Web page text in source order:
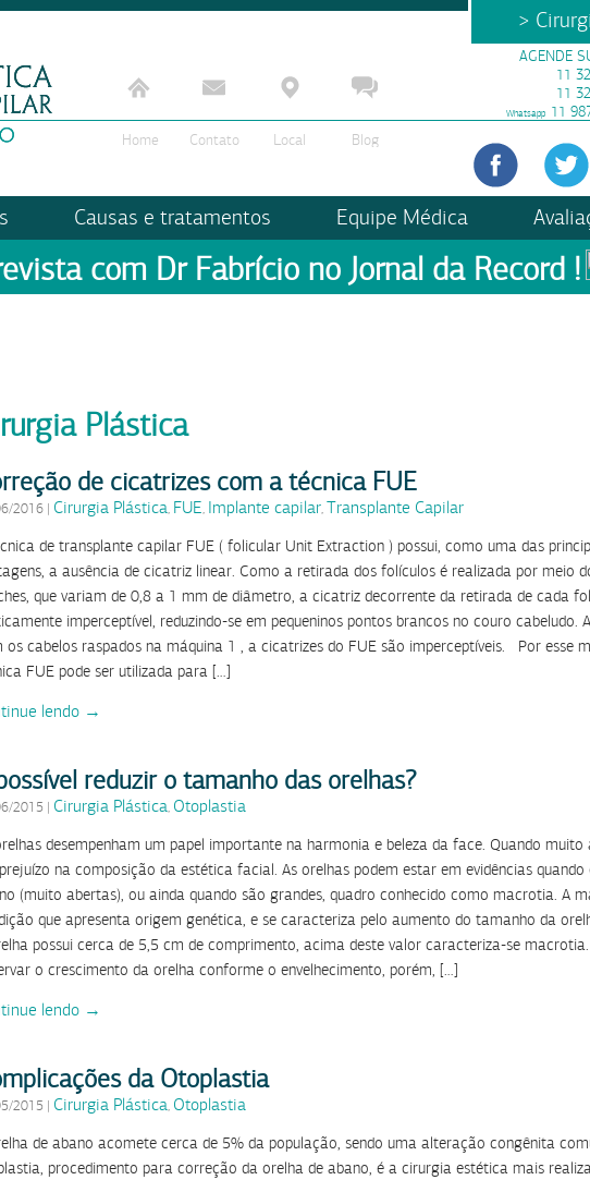
>
Home Contato Local Blog
AGENDE
11
11
Whatsapp 11
Causas e tratamentos Equipe Médica
com Dr Fabrício no Jornal da Record !
Plástica
de cicatrizes com a técnica FUE
2016 | Cirurgia Plástica, FUE, Implante capilar,Transplante Capilar
de transplante capilar FUE ( folicular Unit Extraction ) possui, como uma das
a ausência de cicatriz linear. Como a retirada dos folículos é realizada por meio
que variam de 0,8 a 1 mm de diâmetro, a cicatriz decorrente da retirada de cada
imperceptível, reduzindo-se em pequeninos pontos brancos no couro cabeludo.
os cabelos raspados na máquina 1 , a cicatrizes do FUE são imperceptíveis. Por esse
FUE pode ser utilizada para […]
lendo →
reduzir o tamanho das orelhas?
2015 | Cirurgia Plástica, Otoplastia
desempenham um papel importante na harmonia e beleza da face. Quando muito
na composição da estética facial. As orelhas podem estar em evidências quando
(muito abertas), ou ainda quando são grandes, quadro conhecido como macrotia. A
que apresenta origem genética, e se caracteriza pelo aumento do tamanho da
possui cerca de 5,5 cm de comprimento, acima deste valor caracteriza-se
o crescimento da orelha conforme o envelhecimento, porém, […]
lendo →
da Otoplastia
2015 | Cirurgia Plástica, Otoplastia
de abano acomete cerca de 5% da população, sendo uma alteração congênita
procedimento para correção da orelha de abano, é a cirurgia estética mais